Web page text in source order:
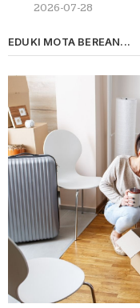
2026-07-28
EDUKI MOTA BEREAN...